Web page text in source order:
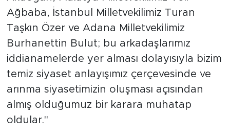
Ağbaba, İstanbul Milletvekilimiz Turan
Taşkın Özer ve Adana Milletvekilimiz
Burhanettin Bulut; bu arkadaşlarımız
iddianamelerde yer alması dolayısıyla bizim
temiz siyaset anlayışımız çerçevesinde ve
arınma siyasetimizin oluşması açısından
almış olduğumuz bir karara muhatap
oldular."